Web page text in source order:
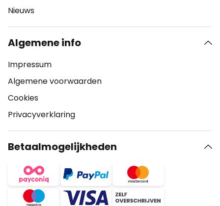
Nieuws
Algemene info
Impressum
Algemene voorwaarden
Cookies
Privacyverklaring
Betaalmogelijkheden